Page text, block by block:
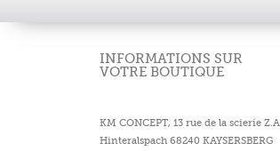
INFORMATIONS SUR
VOTRE BOUTIQUE
KM CONCEPT, 13 rue de la scierie Z.A.
Hinteralspach 68240 KAYSERSBERG